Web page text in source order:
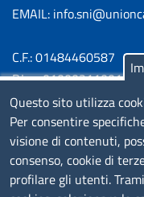
EMAIL:
C.F.: 01484460587
P.Iva: 01000211001
SERVIZIO
Questo sito utilizza
Per consentire
visione di contenuti,
consenso, cookie di
profilare gli utenti.